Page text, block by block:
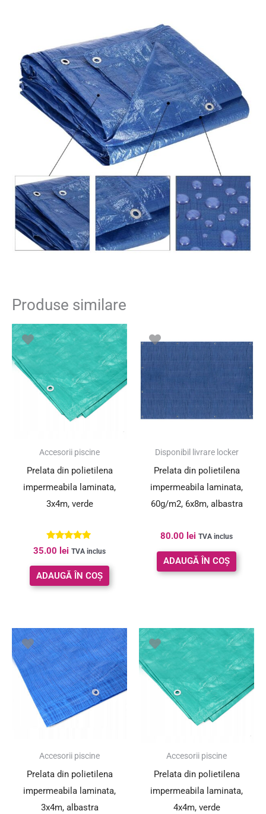
Produse similare
Accesorii piscine
Prelata din polietilena
impermeabila laminata,
3x4m, verde
Evaluat la
5.00
din 5
35.00 lei TVA inclus
ADAUGĂ ÎN COȘ
Disponibil livrare locker
Prelata din polietilena
impermeabila laminata,
60g/m2, 6x8m, albastra
80.00 lei TVA inclus
ADAUGĂ ÎN COȘ
Accesorii piscine
Prelata din polietilena
impermeabila laminata,
3x4m, albastra
Accesorii piscine
Prelata din polietilena
impermeabila laminata,
4x4m, verde